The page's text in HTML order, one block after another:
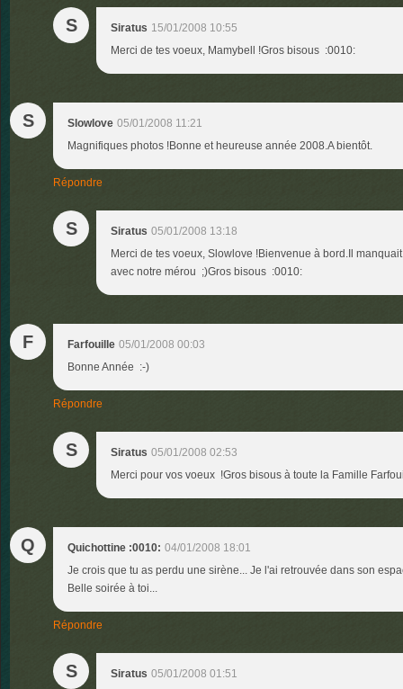
S Siratus 15/01/2008 10:55
Merci de tes voeux, Mamybell !Gros bisous :0010:
S Slowlove 05/01/2008 11:21
Magnifiques photos !Bonne et heureuse année 2008.A bientôt.
Répondre
S Siratus 05/01/2008 13:18
Merci de tes voeux, Slowlove !Bienvenue à bord.Il
avec notre mérou ;)Gros bisous :0010:
F Farfouille 05/01/2008 00:03
Bonne Année :-)
Répondre
S Siratus 05/01/2008 02:53
Merci pour vos voeux !Gros bisous à toute la Famille
Q Quichottine :0010: 04/01/2008 18:01
Je crois que tu as perdu une sirène... Je l'ai retrouvée dans son
Belle soirée à toi...
Répondre
S Siratus 05/01/2008 01:51